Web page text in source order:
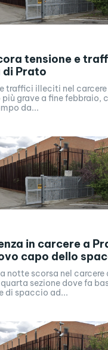
tensione e
di Prato
traffici illeciti nel
più grave a fine febbraio,
da...
in carcere a
capo dello
notte scorsa nel carcere
sezione dove fa
di spaccio ad...